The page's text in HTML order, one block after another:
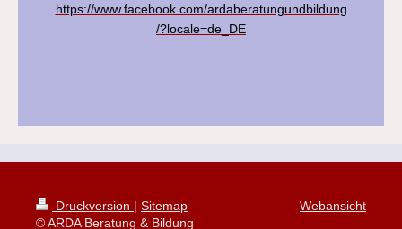
https://www.facebook.com/ardaberatungundbildung
/?locale=de_DE
Druckversion | Sitemap
© ARDA Beratung & Bildung
Webansicht